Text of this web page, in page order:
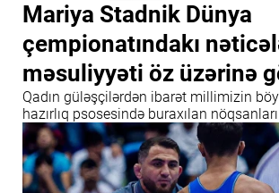
Mariya Stadnik Dünya
çempionatındakı
məsuliyyəti öz üzərinə
Qadın güləşçilərdən ibarət millimizin
hazırlıq psosesində buraxılan